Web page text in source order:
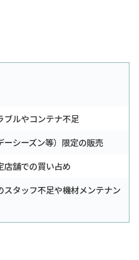
ブルやコンテナ不足
ーシーズン等）限定の販売
店舗での買い占め
スタッフ不足や機材メンテナン